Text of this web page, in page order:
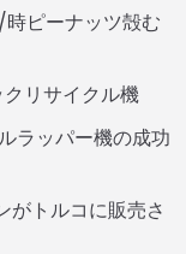
ピーナッツ殻む
リサイクル機
ラッパー機の成功
トルコに販売さ